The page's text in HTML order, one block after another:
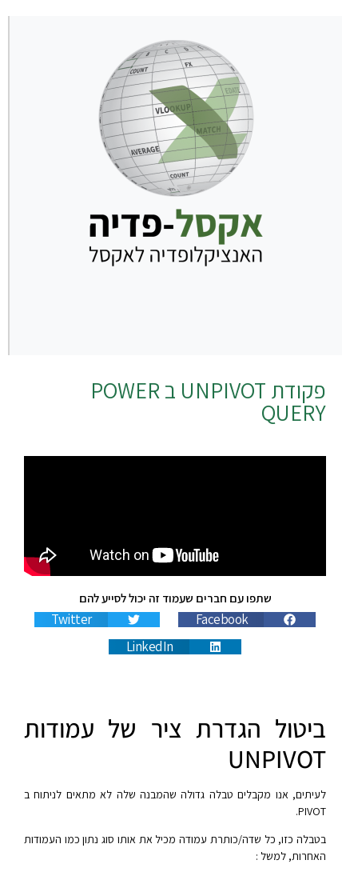
פקודת UNPIVOT ב POWER
QUERY
שתפו עם חברים שעמוד זה יכול לסייע להם
Facebook
Twitter
LinkedIn
ביטול הגדרת ציר של עמודות
UNPIVOT
לעיתים, אנו מקבלים טבלה גדולה שהמבנה שלה לא מתאים לניתוח ב
PIVOT.
בטבלה כזו, כל שדה/כותרת עמודה מכיל את אותו סוג נתון כמו העמודות
האחרות, למשל :